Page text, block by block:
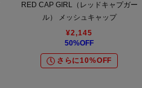
RED CAP GIRL（レッドキャプガー
ル） メッシュキャップ
¥2,145
50%OFF
さらに10%OFF